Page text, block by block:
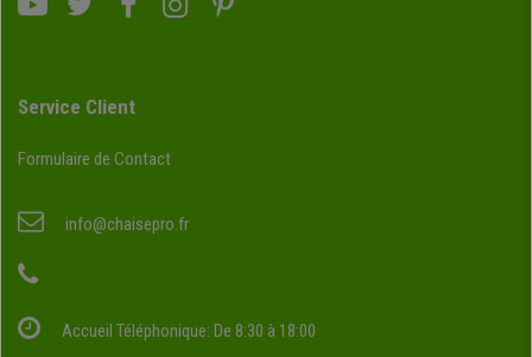
Service Client
Formulaire de Contact
info@chaisepro.fr
Accueil Téléphonique: De 8:30 à 18:00